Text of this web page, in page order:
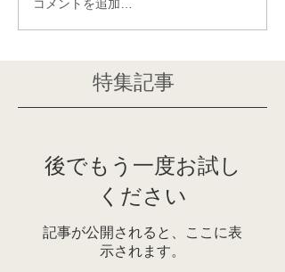
コメントを追加…
特集記事
後でもう一度お試し
ください
記事が公開されると、ここに表
示されます。